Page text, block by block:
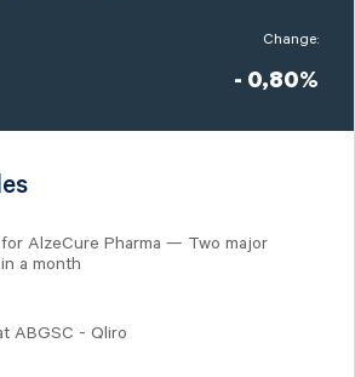
Change:
- 0,80%
AlzeCure Pharma — Two major
a month
ABGSC - Qliro